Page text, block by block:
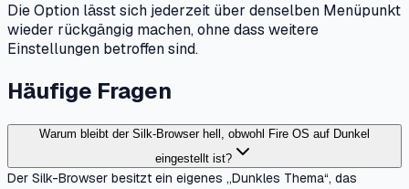
Die Option lässt sich jederzeit über denselben Menüpunkt
wieder rückgängig machen, ohne dass weitere
Einstellungen betroffen sind.
Häufige Fragen
Warum bleibt der Silk-Browser hell, obwohl Fire OS auf Dunkel
eingestellt ist?
Der Silk-Browser besitzt ein eigenes „Dunkles Thema“, das